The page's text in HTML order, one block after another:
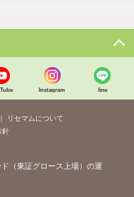
Instagram line
リセマムについて
針
（東証グロース上場）の運